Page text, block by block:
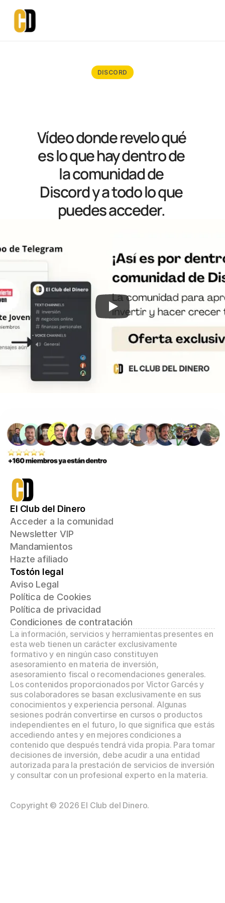
DISCORD
Vídeo donde revelo qué
es lo que hay dentro de
la comunidad de
Discord y a todo lo que
puedes acceder.
Acceder a la comunidad de Discord
El Club del Dinero
Acceder a la comunidad
Newsletter VIP
Mandamientos
Hazte afiliado
Tostón legal
Aviso Legal
Política de Cookies
Política de privacidad
Condiciones de contratación
La información, servicios y herramientas presentes en
esta web tienen un carácter exclusivamente
formativo y en ningún caso constituyen
asesoramiento en materia de inversión,
asesoramiento fiscal o recomendaciones generales.
Los contenidos proporcionados por Víctor Garcés y
sus colaboradores se basan exclusivamente en sus
conocimientos y experiencia personal. Algunas
sesiones podrán convertirse en cursos o productos
independientes en el futuro, lo que significa que estás
accediendo antes y en mejores condiciones a
contenido que después tendrá vida propia. Para tomar
decisiones de inversión, debe acudir a una entidad
autorizada para la prestación de servicios de inversión
y consultar con un profesional experto en la materia.
Copyright © 2026 El Club del Dinero.